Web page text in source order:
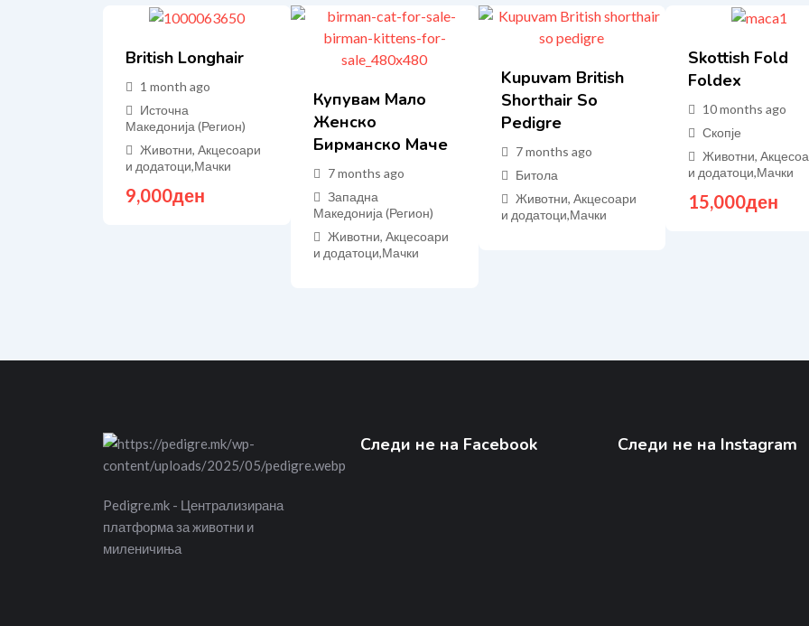
British Longhair
1 month ago
Источна
Македонија (Регион)
Животни, Акцесоари
и додатоци,Мачки
9,000ден
Купувам Мало
Женско
Бирманско Маче
7 months ago
Западна
Македонија (Регион)
Животни, Акцесоари
и додатоци,Мачки
Kupuvam British
Shorthair So
Pedigre
7 months ago
Битола
Животни, Акцесоари
и додатоци,Мачки
Skottish Fold
Foldex
10 months ago
Скопје
Животни,
и додатоци,Мачки
15,000ден
Pedigre.mk - Централизирана
платформа за животни и
миленичиња
Следи не на Facebook Следи не на Instagram